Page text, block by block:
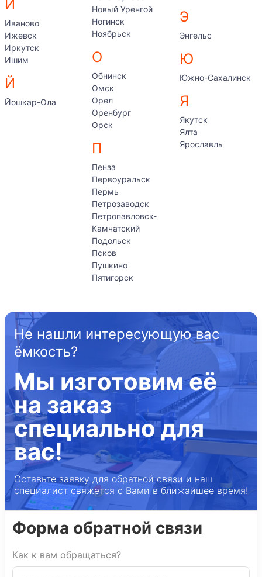
И
Иваново
Ижевск
Иркутск
Ишим
Й
Йошкар-Ола
Новый Уренгой
Ногинск
Ноябрьск
О
Обнинск
Омск
Орел
Оренбург
Орск
П
Пенза
Первоуральск
Пермь
Петрозаводск
Петропавловск-
Камчатский
Подольск
Псков
Пушкино
Пятигорск
Э
Энгельс
Ю
Южно-Сахалинск
Я
Якутск
Ялта
Ярославль
Не нашли интересующую вас
ёмкость?
Мы изготовим её
на заказ
специально для
вас!
Оставьте заявку для обратной связи и наш
специалист свяжется с Вами в ближайшее время!
Форма обратной связи
Как к вам обращаться?